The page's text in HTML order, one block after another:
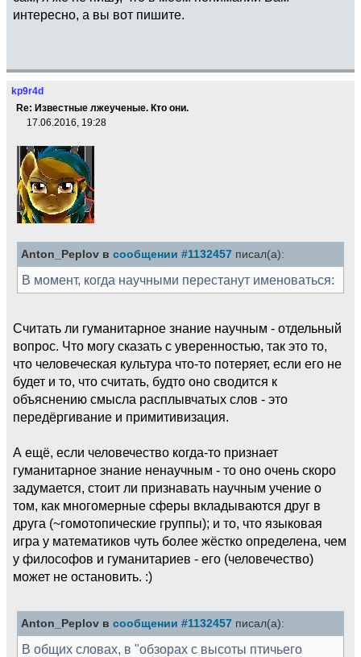
интересно, а вы вот пишите.
kp9r4d
Re: Известные лжеученые. Кто они.
17.06.2016, 19:28
Anton_Peplov в сообщении #1132457 писал(а):
В момент, когда научными перестанут именоваться:
Считать ли гуманитарное знание научным - отдельный
вопрос. Что могу сказать с уверенностью, так это то,
что человеческая культура что-то потеряет, если его не
будет и то, что считать, будто оно сводится к
объяснению смысла расплывчатых слов - это
передёргивание и примитивизация.
А ещё, если человечество когда-то признает
гуманитарное знание ненаучным - то оно очень скоро
задумается, стоит ли признавать научным учение о
том, как многомерные сферы вкладываются друг в
друга (~гомотопические группы); и то, что языковая
игра у математиков чуть более жёстко определена, чем
у философов и гуманитариев - его (человечество)
может не остановить. :)
Anton_Peplov в сообщении #1132457 писал(а):
В общих словах, в "обзорах с высоты птичьего